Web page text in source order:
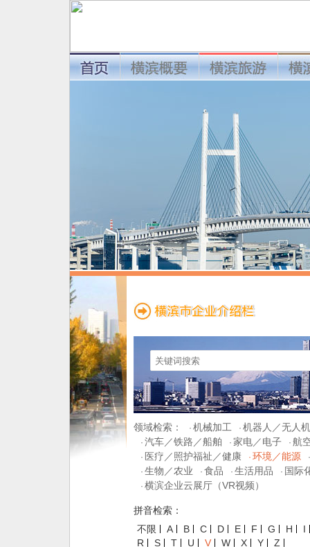
领域检索： · 机械加工 · 机器人／无人机
· 汽车／铁路／船舶 · 家电／电子 · 航
· 医疗／照护福祉／健康 · 环境／能源
·
· 生物／农业 · 食品 · 生活用品 · 国际
· 横滨企业云展厅（VR视频）
拼音检索：
不限
A B C D E F G H
I
R
S T U V W X Y Z